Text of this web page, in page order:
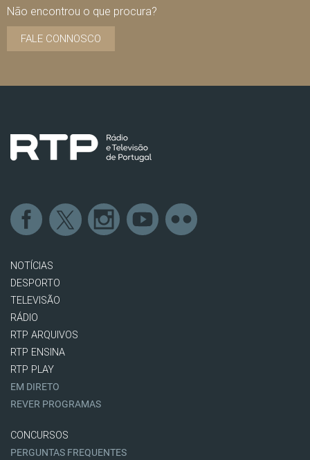
Não encontrou o que procura?
FALE CONNOSCO
NOTÍCIAS
DESPORTO
TELEVISÃO
RÁDIO
RTP ARQUIVOS
RTP ENSINA
RTP PLAY
EM DIRETO
REVER PROGRAMAS
CONCURSOS
PERGUNTAS FREQUENTES